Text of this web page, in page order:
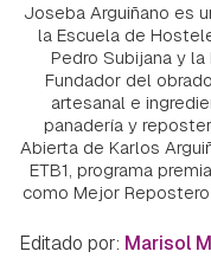
Joseba Arguiñano es
la Escuela de
Pedro Subijana y la
Fundador del
artesanal e
panadería y
Abierta de Karlos
ETB1, programa
como Mejor
Editado por: Marisol